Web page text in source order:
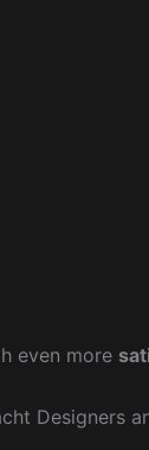
even more
Designers